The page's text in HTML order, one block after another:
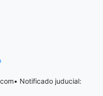
• Notificado juducial: